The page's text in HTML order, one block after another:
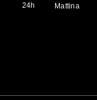
24h Mattina